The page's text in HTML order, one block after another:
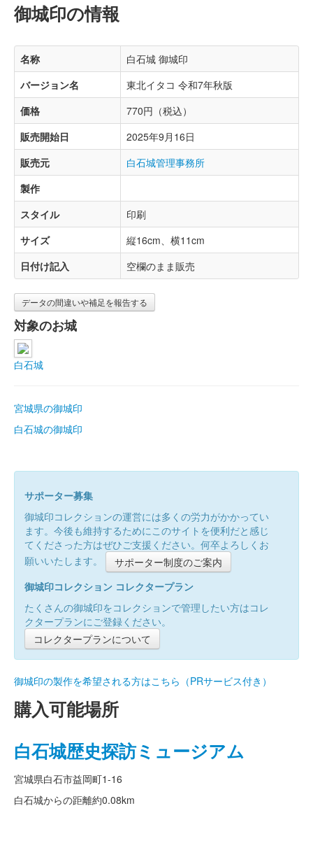
御城印の情報
名称
白石城 御城印
バージョン名
東北イタコ 令和7年秋版
価格
770円（税込）
販売開始日
2025年9月16日
販売元
白石城管理事務所
製作
スタイル
印刷
サイズ
縦16cm、横11cm
日付け記入
空欄のまま販売
データの間違いや補足を報告する
対象のお城
白石城
宮城県の御城印
白石城の御城印
サポーター募集
御城印コレクションの運営には多くの労力がかかってい
ます。今後も維持するためにこのサイトを便利だと感じ
てくださった方はぜひご支援ください。何卒よろしくお
願いいたします。
サポーター制度のご案内
御城印コレクション コレクタープラン
たくさんの御城印をコレクションで管理したい方はコレ
クタープランにご登録ください。
コレクタープランについて
御城印の製作を希望される方はこちら（PRサービス付き）
購入可能場所
白石城歴史探訪ミュージアム
宮城県白石市益岡町1-16
白石城からの距離約0.08km